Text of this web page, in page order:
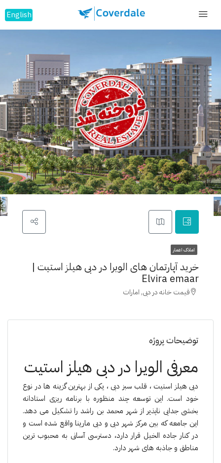
English
املاک اعمار
خرید آپارتمان های الویرا در دبی هیلز استیت |
Elvira emaar
قیمت خانه در دبی, امارات
توضیحات پروژه
معرفی الویرا در دبی هیلز استیت
دبی هیلز استیت ، قلب سبز دبی ، یکی از بهترین گزینه ها در نوع
خود است. این توسعه چند منظوره با برنامه ریزی استادانه
بخشی جدایی ناپذیر از شهر محمد بن راشد را تشکیل می دهد.
این جامعه که بین مرکز شهر دبی و دبی مارینا واقع شده است و
در کنار جاده الخیل قرار دارد، دسترسی آسانی به محبوب ترین
مناطق و جاذبه های شهر دارد.